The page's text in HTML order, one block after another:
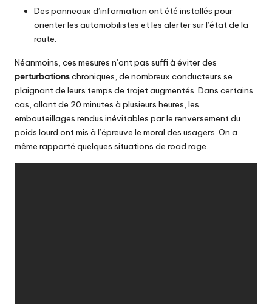
Des panneaux d’information ont été installés pour
orienter les automobilistes et les alerter sur l’état de la
route.
Néanmoins, ces mesures n’ont pas suffi à éviter des
perturbationschroniques, de nombreux conducteurs se
plaignant de leurs temps de trajet augmentés. Dans certains
cas, allant de 20 minutes à plusieurs heures, les
embouteillages rendus inévitables par le renversement du
poids lourd ont mis à l’épreuve le moral des usagers. On a
même rapporté quelques situations de road rage.